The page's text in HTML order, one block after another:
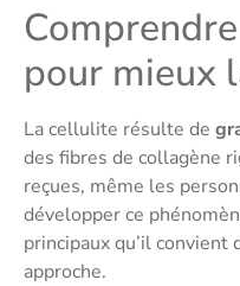
pour mieux
La cellulite résulte de
des fibres de collagène
reçues, même les
développer ce
principaux qu’il
approche.